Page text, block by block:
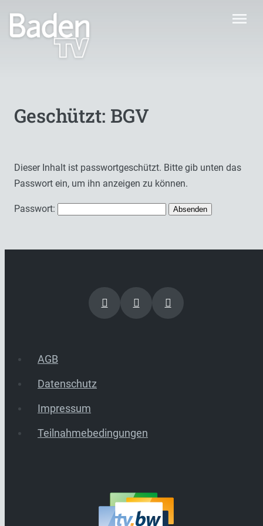
menu
Geschützt: BGV
Dieser Inhalt ist passwortgeschützt. Bitte gib unten das
Passwort ein, um ihn anzeigen zu können.
Passwort:
AGB
Datenschutz
Impressum
Teilnahmebedingungen